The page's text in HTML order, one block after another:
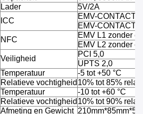
Lader
5V/2A
ICC
EMV-CONTACT
EMV-CONTACT
NFC
EMV L1 zonder
EMV L2 zonder
Veiligheid
PCI 5,0
UPTS 2,0
Temperatuur
-5 tot +50 °C
Relatieve vochtigheid 10% tot 85%
Temperatuur
-10 tot +60 °C
Relatieve vochtigheid 10% tot 90%
Afmeting en Gewicht